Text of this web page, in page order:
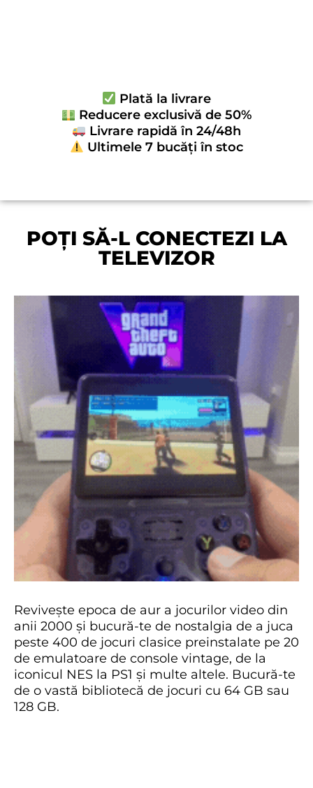
Plată la livrare
Reducere exclusivă de 50%
Livrare rapidă în 24/48h
Ultimele 7 bucăți în stoc
POȚI SĂ-L CONECTEZI LA
TELEVIZOR
Revivește epoca de aur a jocurilor video din
anii 2000 și bucură-te de nostalgia de a juca
peste 400 de jocuri clasice preinstalate pe 20
de emulatoare de console vintage, de la
iconicul NES la PS1 și multe altele. Bucură-te
de o vastă bibliotecă de jocuri cu 64 GB sau
128 GB.